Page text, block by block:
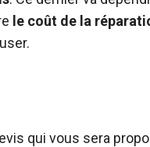
le coût de la
qui vous sera